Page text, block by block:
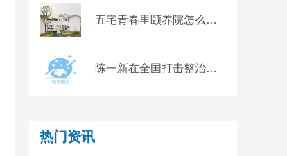
五宅青春里颐养院怎么样？奉贤区真实评测：乡村养老+地址电话
陈一新在全国打击整治养老诈骗专项行动推进会上强调：要掀起打击整治养老诈骗的强大攻势
热门资讯